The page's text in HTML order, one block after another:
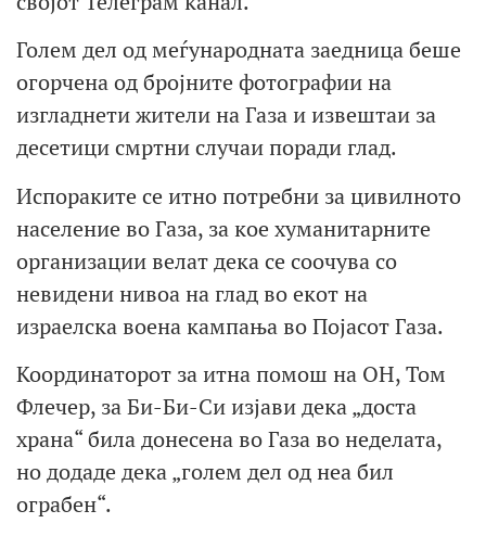
Голем дел од меѓународната заедница беше
огорчена од бројните фотографии на
изгладнети жители на Газа и извештаи за
десетици смртни случаи поради глад.
Испораките се итно потребни за цивилното
население во Газа, за кое хуманитарните
организации велат дека се соочува со
невидени нивоа на глад во екот на
израелска воена кампања во Појасот Газа.
Координаторот за итна помош на ОН, Том
Флечер, за Би-Би-Си изјави дека „доста
храна“ била донесена во Газа во неделата,
но додаде дека „голем дел од неа бил
ограбен“.